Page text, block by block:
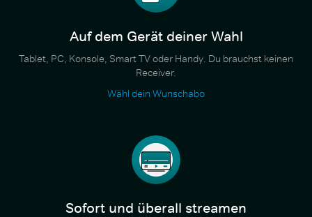
Auf dem Gerät deiner Wahl
Tablet, PC, Konsole, Smart TV oder Handy. Du brauchst keinen
Receiver.
Wähl dein Wunschabo
Sofort und überall streamen